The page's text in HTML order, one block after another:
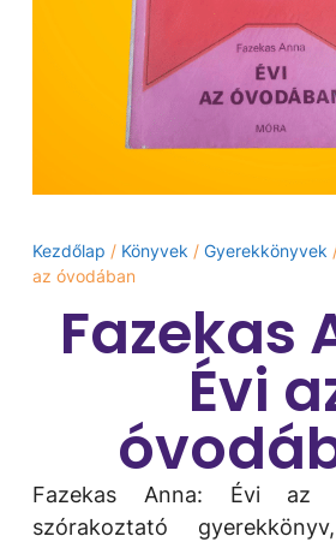
Kezdőlap / Könyvek/ Gyerekkönyvek/
az óvodában
Fazekas
Évi
Fazekas Anna: Évi ​az
szórakoztató